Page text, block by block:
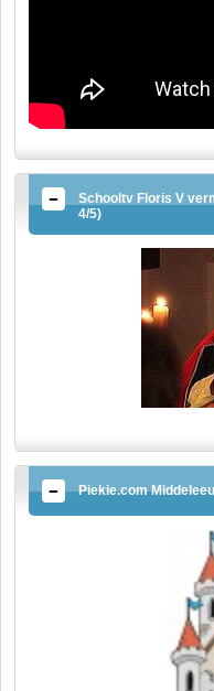
Schooltv Floris V
4/5)
Piekie.com